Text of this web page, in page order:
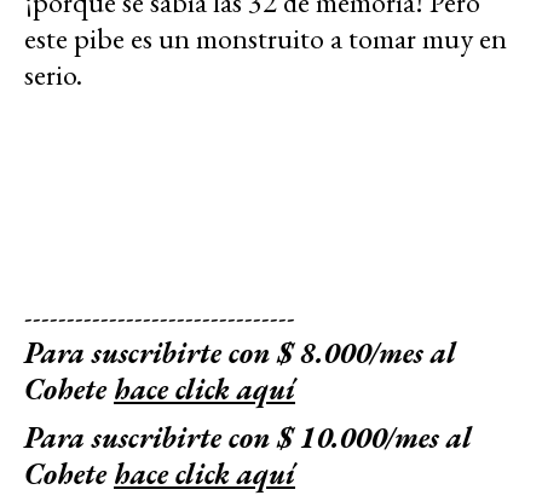
este pibe es un monstruito a tomar muy en
serio.
--------------------------------
Para suscribirte con $ 8.000/mes al
Cohetehace click aquí
Para suscribirte con $ 10.000/mes al
Cohetehace click aquí